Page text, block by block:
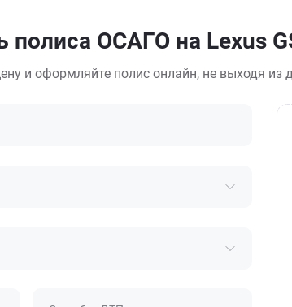
полиса ОСАГО на Lexus
и оформляйте полис онлайн, не выходя из